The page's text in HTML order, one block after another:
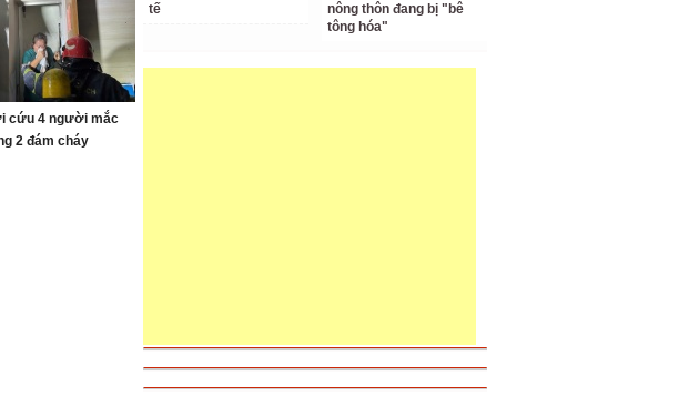
cứu 4 người mắc
2 đám cháy
tế
nông thôn đang bị "bê
tông hóa"